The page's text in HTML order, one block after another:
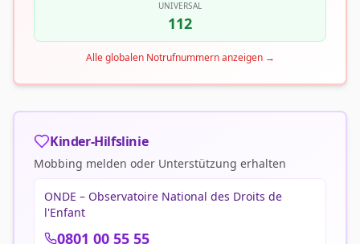
UNIVERSAL
112
Alle globalen Notrufnummern anzeigen→
Kinder-Hilfslinie
Mobbing melden oder Unterstützung erhalten
ONDE – Observatoire National des Droits de
l'Enfant
0801 00 55 55